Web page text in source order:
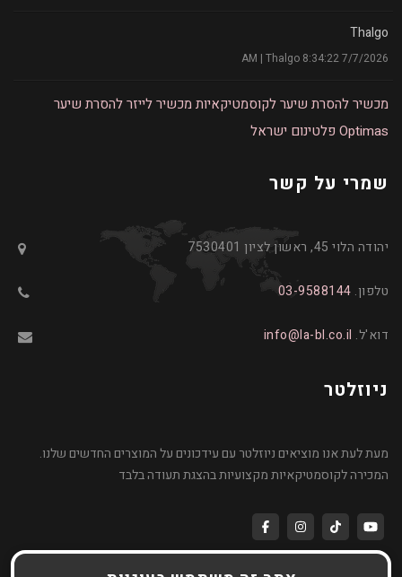
Thalgo
7/7/2026 8:34:22 AM | Thalgo
מכשיר להסרת שיער לקוסמטיקאיות מכשיר לייזר להסרת שיער
Optimas פלטינום ישראל
שמרי על קשר
יהודה הלוי 45, ראשון לציון 7530401
טלפון. 03-9588144
דוא'ל. info@la-bl.co.il
ניוזלטר
מעת לעת אנו מוציאים ניוזלטר עם עידכונים על המוצרים החדשים שלנו.
המכירה לקוסמטיקאיות מקצועיות בהצגת תעודה בלבד